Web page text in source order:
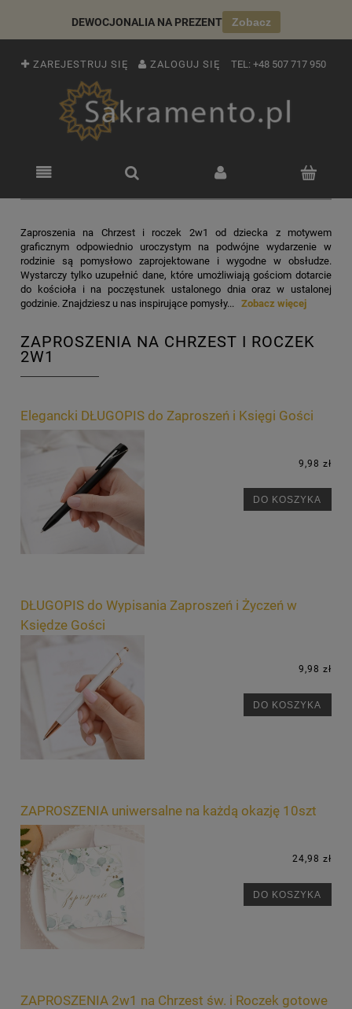
DEWOCJONALIA NA PREZENT Zobacz
ZAREJESTRUJ SIĘ ZALOGUJ SIĘ TEL: +48 507 717 950
Zaproszenia na Chrzest i roczek 2w1 od dziecka z motywem
graficznym odpowiednio uroczystym na podwójne wydarzenie w
rodzinie są pomysłowo zaprojektowane i wygodne w obsłudze.
Wystarczy tylko uzupełnić dane, które umożliwiają gościom dotarcie
do kościoła i na poczęstunek ustalonego dnia oraz w ustalonej
godzinie. Znajdziesz u nas inspirujące pomysły... Zobacz więcej
ZAPROSZENIA NA CHRZEST I ROCZEK
2W1
Elegancki DŁUGOPIS do Zaproszeń i Księgi Gości
9,98 zł
DO KOSZYKA
DŁUGOPIS do Wypisania Zaproszeń i Życzeń w
Księdze Gości
9,98 zł
DO KOSZYKA
ZAPROSZENIA uniwersalne na każdą okazję 10szt
24,98 zł
DO KOSZYKA
ZAPROSZENIA 2w1 na Chrzest św. i Roczek gotowe